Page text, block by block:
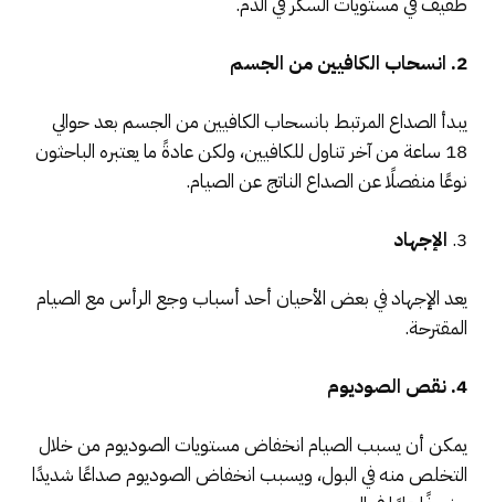
2. انسحاب الكافيين من الجسم
يبدأ الصداع المرتبط بانسحاب الكافيين من الجسم بعد حوالي
18 ساعة من آخر تناول للكافيين، ولكن عادةً ما يعتبره الباحثون
نوعًا منفصلًا عن الصداع الناتج عن الصيام.
3. الإجهاد
يعد الإجهاد في بعض الأحيان أحد أسباب وجع الرأس مع الصيام
المقترحة.
4. نقص الصوديوم
يمكن أن يسبب الصيام انخفاض مستويات الصوديوم من خلال
التخلص منه في البول، ويسبب انخفاض الصوديوم صداعًا شديدًا